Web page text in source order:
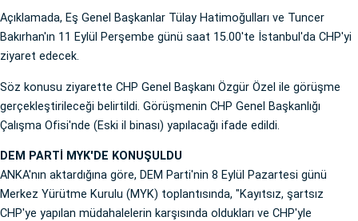
Açıklamada, Eş Genel Başkanlar Tülay Hatimoğulları ve Tuncer
Bakırhan'ın 11 Eylül Perşembe günü saat 15.00'te İstanbul'da CHP'yi
ziyaret edecek.
Söz konusu ziyarette CHP Genel Başkanı Özgür Özel ile görüşme
gerçekleştirileceği belirtildi. Görüşmenin CHP Genel Başkanlığı
Çalışma Ofisi'nde (Eski il binası) yapılacağı ifade edildi.
DEM PARTİ MYK'DE KONUŞULDU
ANKA'nın aktardığına göre, DEM Parti'nin 8 Eylül Pazartesi günü
Merkez Yürütme Kurulu (MYK) toplantısında, "Kayıtsız, şartsız
CHP'ye yapılan müdahalelerin karşısında oldukları ve CHP'yle